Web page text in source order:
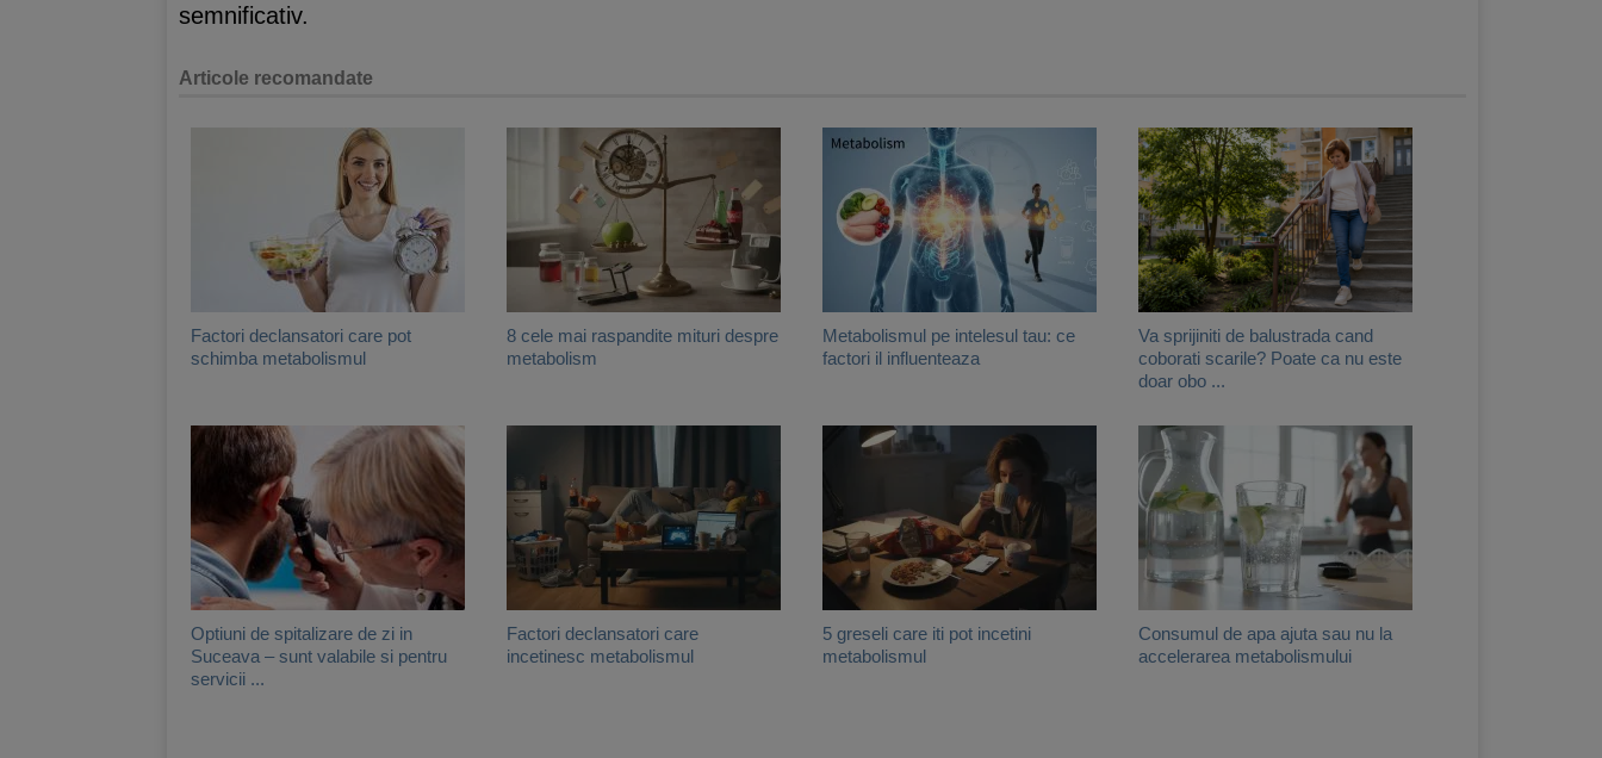
semnificativ.
Articole recomandate
Factori declansatori care pot
schimba metabolismul
8 cele mai raspandite mituri despre
metabolism
Metabolismul pe intelesul tau: ce
factori il influenteaza
Va sprijiniti de balustrada cand
coborati scarile? Poate ca nu este
doar obo ...
Optiuni de spitalizare de zi in
Suceava – sunt valabile si pentru
servicii ...
Factori declansatori care
incetinesc metabolismul
5 greseli care iti pot incetini
metabolismul
Consumul de apa ajuta sau nu la
accelerarea metabolismului